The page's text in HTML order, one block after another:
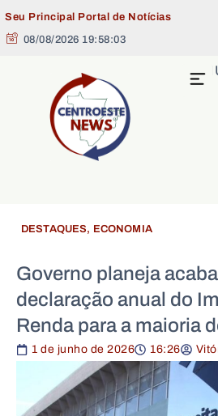
Seu Principal Portal de Notícias
08/08/2026 19:58:04
DESTAQUES, ECONOMIA
Governo planeja
declaração anual do
Renda para a maioria
1 de junho de 2026 16:26